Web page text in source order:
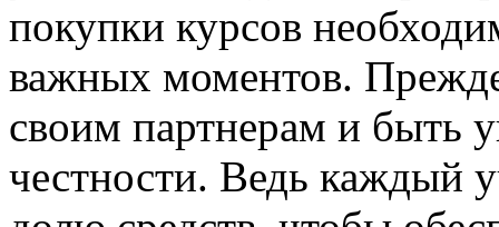
покупки курсов
важных моментов.
своим партнерам и быть
честности. Ведь каждый